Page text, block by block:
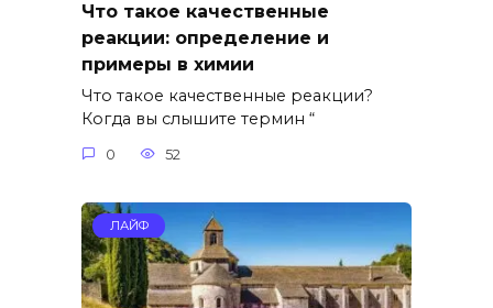
Что такое качественные
реакции: определение и
примеры в химии
Что такое качественные реакции?
Когда вы слышите термин “
0 52
ЛАЙФ